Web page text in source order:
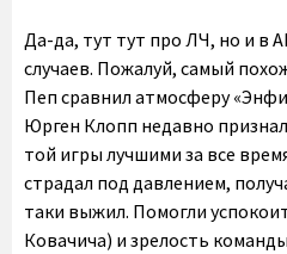
Да-да, тут тут про ЛЧ, но и в
случаев. Пожалуй, самый
Пеп сравнил атмосферу
Юрген Клопп недавно
той игры лучшими за все
страдал под давлением,
таки выжил. Помогли
Ковачича) и зрелость